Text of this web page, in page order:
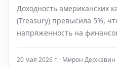
Доходность американских
(Treasury) превысила 5%,
напряженность на
происходит с
20 мая 2026 г. · Мирон Державин